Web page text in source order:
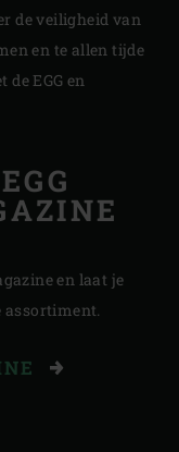
de veiligheid van
en te allen tijde
EGG en
en laat je
assortiment.